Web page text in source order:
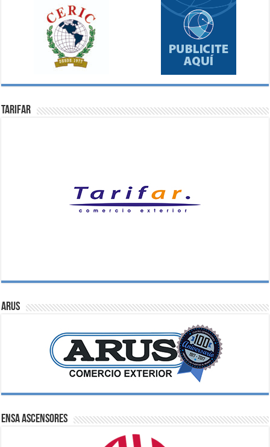
Tarifar
ARUS
ENSA Ascensores